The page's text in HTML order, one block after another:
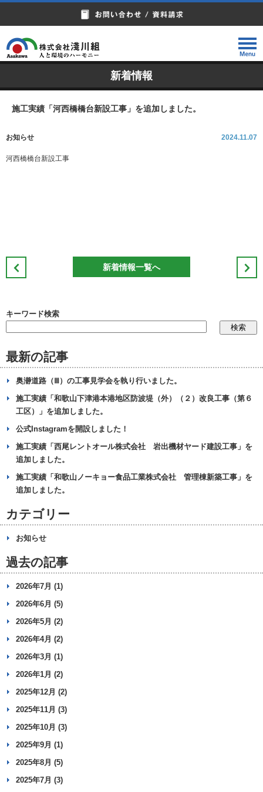
新着情報
施工実績「河西橋橋台新設工事」を追加しました。
お知らせ 2024.11.07
河西橋橋台新設工事
新着情報一覧へ
キーワード検索
最新の記事
奥瀞道路（Ⅲ）の工事見学会を執り行いました。
施工実績「和歌山下津港本港地区防波堤（外）（２）改良工事（第６
工区）」を追加しました。
公式Instagramを開設しました！
施工実績「西尾レントオール株式会社 岩出機材ヤード建設工事」を
追加しました。
施工実績「和歌山ノーキョー食品工業株式会社 管理棟新築工事」を
追加しました。
カテゴリー
お知らせ
過去の記事
2026年7月 (1)
2026年6月 (5)
2026年5月 (2)
2026年4月 (2)
2026年3月 (1)
2026年1月 (2)
2025年12月 (2)
2025年11月 (3)
2025年10月 (3)
2025年9月 (1)
2025年8月 (5)
2025年7月 (3)